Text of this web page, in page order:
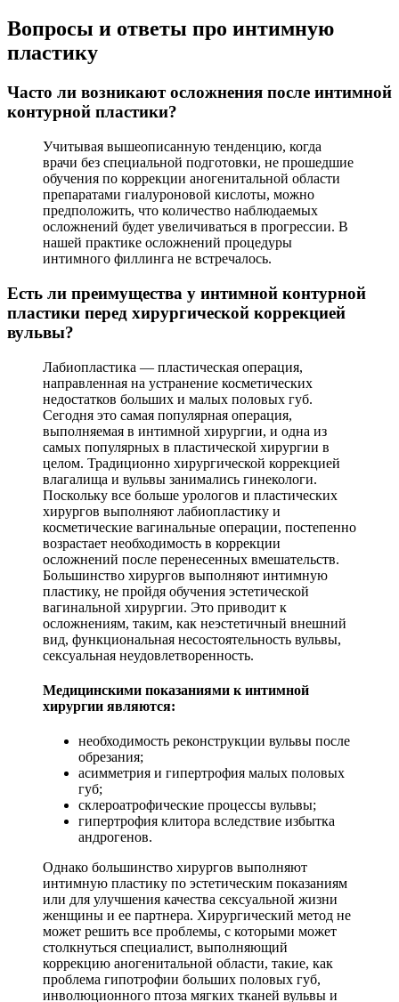
Вопросы и ответы про интимную
пластику
Часто ли возникают осложнения после интимной
контурной пластики?
Учитывая вышеописанную тенденцию, когда
врачи без специальной подготовки, не прошедшие
обучения по коррекции аногенитальной области
препаратами гиалуроновой кислоты, можно
предположить, что количество наблюдаемых
осложнений будет увеличиваться в прогрессии. В
нашей практике осложнений процедуры
интимного филлинга не встречалось.
Есть ли преимущества у интимной контурной
пластики перед хирургической коррекцией
вульвы?
Лабиопластика — пластическая операция,
направленная на устранение косметических
недостатков больших и малых половых губ.
Сегодня это самая популярная операция,
выполняемая в интимной хирургии, и одна из
самых популярных в пластической хирургии в
целом. Традиционно хирургической коррекцией
влагалища и вульвы занимались гинекологи.
Поскольку все больше урологов и пластических
хирургов выполняют лабиопластику и
косметические вагинальные операции, постепенно
возрастает необходимость в коррекции
осложнений после перенесенных вмешательств.
Большинство хирургов выполняют интимную
пластику, не пройдя обучения эстетической
вагинальной хирургии. Это приводит к
осложнениям, таким, как неэстетичный внешний
вид, функциональная несостоятельность вульвы,
сексуальная неудовлетворенность.
Медицинскими показаниями к интимной
хирургии являются:
необходимость реконструкции вульвы после
обрезания;
асимметрия и гипертрофия малых половых
губ;
склероатрофические процессы вульвы;
гипертрофия клитора вследствие избытка
андрогенов.
Однако большинство хирургов выполняют
интимную пластику по эстетическим показаниям
или для улучшения качества сексуальной жизни
женщины и ее партнера. Хирургический метод не
может решить все проблемы, с которыми может
столкнуться специалист, выполняющий
коррекцию аногенитальной области, такие, как
проблема гипотрофии больших половых губ,
инволюционного птоза мягких тканей вульвы и